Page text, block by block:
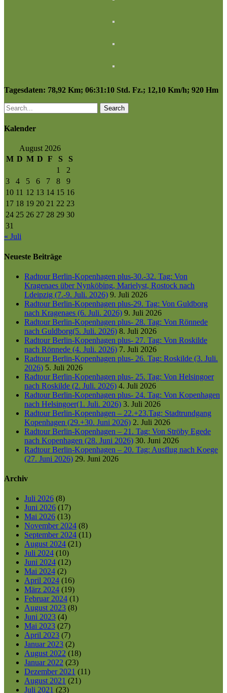
Tagesdaten: 78,92 Km; 06:31:10 Std. Fz.; 12,10 Km/h; 920 Hm
Search
Kalender
August 2026
M D M D F S
S
1
2
3
4 5 6 7 8
9
10 11 12 13 14 15 16
17 18 19 20 21 22 23
24 25 26 27 28 29 30
31
« Juli
Neueste Beiträge
Radtour Berlin-Kopenhagen plus-30.-32. Tag: Von
Kragenaes über Nynköbing, Marielyst, Rostock nach
Ldeipzig (7.-9. Juli. 2026) 9. Juli 2026
Radtour Berlin-Kopenhagen plus-29. Tag: Von Guldborg
nach Kragenaes (6. Juli. 2026) 9. Juli 2026
Radtour Berlin-Kopenhagen plus- 28. Tag: Von Rönnede
nach Guldborg(5. Juli. 2026) 8. Juli 2026
Radtour Berlin-Kopenhagen plus- 27. Tag: Von Roskilde
nach Rönnede (4. Juli. 2026) 7. Juli 2026
Radtour Berlin-Kopenhagen plus- 26. Tag: Roskilde (3. Juli.
2026) 5. Juli 2026
Radtour Berlin-Kopenhagen plus- 25. Tag: Von Helsingoer
nach Roskilde (2. Juli. 2026) 4. Juli 2026
Radtour Berlin-Kopenhagen plus- 24. Tag: Von Kopenhagen
nach Helsingoer(1. Juli. 2026) 3. Juli 2026
Radtour Berlin-Kopenhagen – 22.+23.Tag: Stadtrundgang
Kopenhagen (29.+30. Juni 2026) 2. Juli 2026
Radtour Berlin-Kopenhagen – 21. Tag: Von Ströby Egede
nach Kopenhagen (28. Juni 2026) 30. Juni 2026
Radtour Berlin-Kopenhagen – 20. Tag: Ausflug nach Koege
(27. Juni 2026) 29. Juni 2026
Archiv
Juli 2026 (8)
Juni 2026 (17)
Mai 2026 (13)
November 2024 (8)
September 2024 (11)
August 2024 (21)
Juli 2024 (10)
Juni 2024 (12)
Mai 2024 (2)
April 2024 (16)
März 2024 (19)
Februar 2024 (1)
August 2023 (8)
Juni 2023 (4)
Mai 2023 (27)
April 2023 (7)
Januar 2023 (2)
August 2022 (18)
Januar 2022 (23)
Dezember 2021 (11)
August 2021 (21)
Juli 2021 (23)